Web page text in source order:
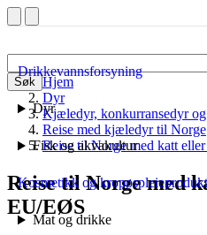
Søk
Drikkevannsforsyning
Dyr
Fisk og akvakultur
Kosmetikk og
Mat og drikke
Hjem
Dyr
Kjæledyr, konkurransedyr
Reise med kjæledyr til Norge
Reise til Norge med katt
Reise til Norge med
EU/EØS